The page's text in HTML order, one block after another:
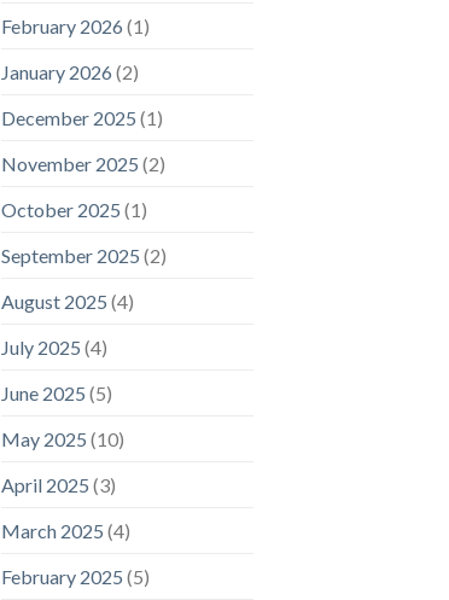
February 2026 (1)
January 2026 (2)
December 2025 (1)
November 2025 (2)
October 2025 (1)
September 2025 (2)
August 2025 (4)
July 2025 (4)
June 2025 (5)
May 2025 (10)
April 2025 (3)
March 2025 (4)
February 2025 (5)